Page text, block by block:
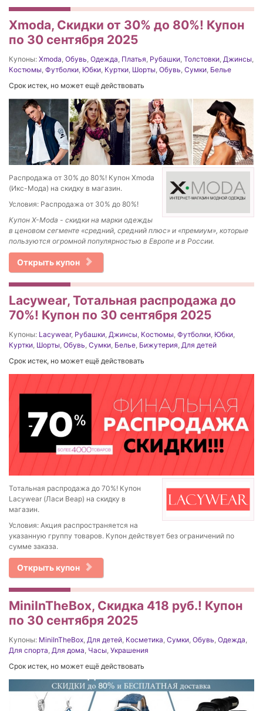
Xmoda, Скидки от 30% до 80%! Купон
по 30 сентября 2025
Купоны: Xmoda, Обувь, Одежда, Платья, Рубашки, Толстовки, Джинсы,
Костюмы, Футболки, Юбки, Куртки, Шорты, Обувь, Сумки, Белье
Срок истек, но может ещё действовать
Распродажа от 30% до 80%! Купон Xmoda
(Икс-Мода) на скидку в магазин.
Условия: Распродажа от 30% до 80%!
Купон X-Moda - скидки на марки одежды
в ценовом сег­менте «сред­ний, средний плюс» и «премиум», которые
поль­зу­ются огром­ной попу­ляр­но­стью в Европе и в России.
Открыть купон
Lacywear, Тотальная распродажа до
70%! Купон по 30 сентября 2025
Купоны: Lacywear, Рубашки Джинсы Костюмы Футболки Юбки
Куртки Шорты Обувь Сумки Белье Бижутерия Для детей
Срок истек, но может ещё действовать
Тотальная распродажа до 70%! Купон
Lacywear (Ласи Веар) на скидку в
магазин.
Условия: Акция распространяется на
указанную группу товаров. Купон действует без ограничений по
сумме заказа.
Открыть купон
MiniInTheBox, Скидка 418 руб.! Купон
по 30 сентября 2025
Купоны: MiniInTheBox Для детей Косметика Сумки Обувь Одежда
Для спорта Для дома Часы Украшения
Срок истек, но может ещё действовать